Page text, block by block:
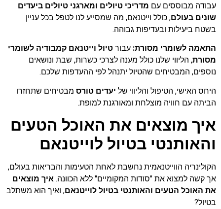
עבודה מבוססים עם מדריכי טיולים ומארגני טיולים ביעדים
שונים בעולם, כולל וייטנאם, מה שמסייע לנו לטפל בכל עניין
בשטח ביעילות ובעדיפות גבוהה.
התאמה לשומרי מסורת: עבור טיול וייטנאם קמבודיה לשומרי
מסורת, הליווי שלנו כולל מענה לצרכי כשרות, שבת ונושאים
נוספים, המבטיחים שהטיול יתנהל לפי ההעדפות שלכם.
היחס האישי, הטיפול והליווי של יעדים טורס מבטיחים שתחזרו
הביתה עם חוויה מוצלחת ומאורגנת למופת.
איך מוצאים את האוכל הטעים
והאותנטי בטיול לוייטנאם
הקולינריה הווייטנאמית נחשבת לאחת הטעימות והבריאות בעולם,
אך קשה למצוא את "סודות המקומיים" ללא הכוונה. איך מוצאים
את האוכל הטעים והאותנטי בטיול לוייטנאם, ואיך הוא משתלב
בטיול?